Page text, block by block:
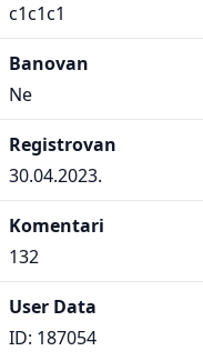
c1c1c1
Banovan
Ne
Registrovan
30.04.2023.
Komentari
132
User Data
ID: 187054